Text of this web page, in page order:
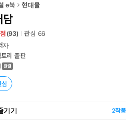
e북 현대물
담
(93) 관심 66
자
리 출판
심
기기 2작품